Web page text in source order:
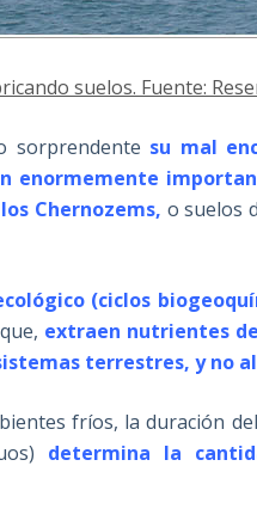
suelos. Fuente:
sorprendente su mal
enormemente
Chernozems, o suelos
(ciclos
extraen nutrientes
terrestres, y no
fríos, la duración del
determina la